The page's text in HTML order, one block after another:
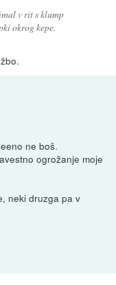
v rit s klump
okrog kepe.
ne boš.
ogrožanje moje
neki druzga pa v